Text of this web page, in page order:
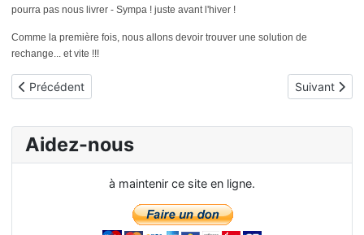
pourra pas nous livrer - Sympa ! juste avant l'hiver !
Comme la première fois, nous allons devoir trouver une solution de
rechange... et vite !!!
Article précédent : Livraison de bois 2014 - seconde tentative
Précédent Article
Suivant
Aidez-nous
à maintenir ce site en ligne.